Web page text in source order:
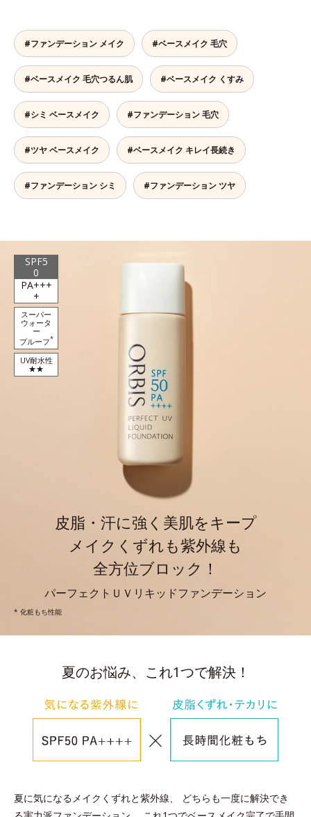
#ファンデーション メイク #ベースメイク 毛穴
#ベースメイク 毛穴つるん肌 #ベースメイク くすみ
#シミ ベースメイク #ファンデーション 毛穴
#ツヤ ベースメイク #ベースメイク キレイ長続き
#ファンデーション シミ #ファンデーション ツヤ
SPF5
0
PA+++
+
スーパー
ウォータ
ー
プルーフ*
UV耐水性
★★
皮脂・汗に強く美肌をキープ
メイクくずれも紫外線も
全方位ブロック！
パーフェクトＵＶリキッドファンデーション
* 化粧もち性能
夏のお悩み、これ1つで解決！
夏に気になるメイクくずれと紫外線、
どちらも一度に解決でき